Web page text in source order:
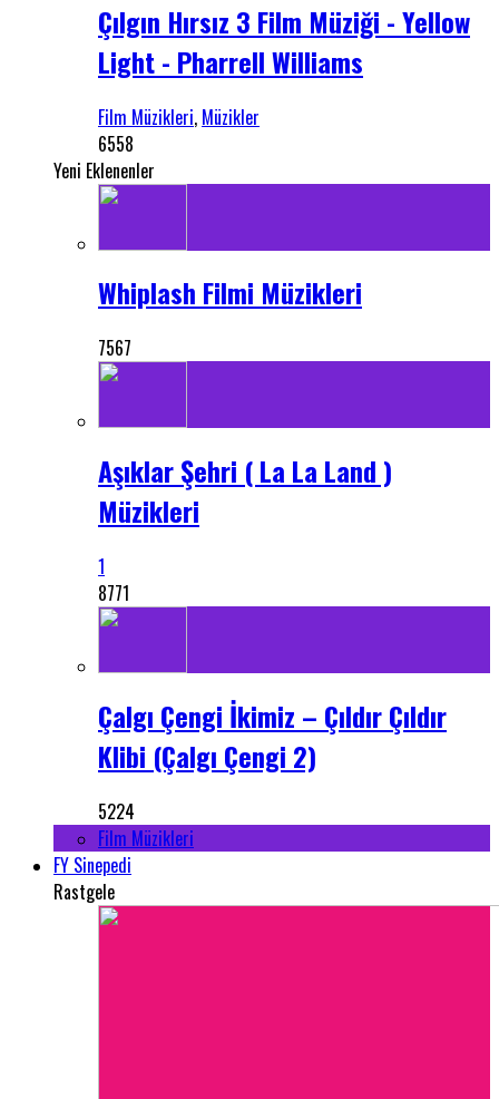
Çılgın Hırsız 3 Film Müziği - Yellow
Light - Pharrell Williams
Film Müzikleri, Müzikler
6558
Yeni Eklenenler
Whiplash Filmi Müzikleri
7567
Aşıklar Şehri ( La La Land )
Müzikleri
1
8771
Çalgı Çengi İkimiz – Çıldır Çıldır
Klibi (Çalgı Çengi 2)
5224
Film Müzikleri
FY Sinepedi
Rastgele